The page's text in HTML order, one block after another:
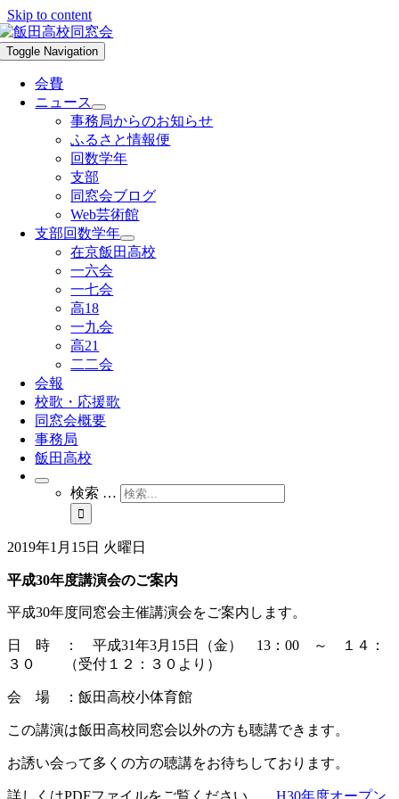
Skip to content
Toggle Navigation
会費
ニュース
事務局からのお知らせ
ふるさと情報便
回数学年
支部
同窓会ブログ
Web芸術館
支部回数学年
在京飯田高校
一六会
一七会
高18
一九会
高21
二二会
会報
校歌・応援歌
同窓会概要
事務局
飯田高校
検索 …
2019年1月15日 火曜日
平成30年度講演会のご案内
平成30年度同窓会主催講演会をご案内します。
日 時 ： 平成31年3月15日（金） 13：00 ～ １４：
３０ （受付１２：３０より）
会 場 ：飯田高校小体育館
この講演は飯田高校同窓会以外の方も聴講できます。
お誘い会って多くの方の聴講をお待ちしております。
詳しくはPDFファイルをご覧ください。 H30年度オープン